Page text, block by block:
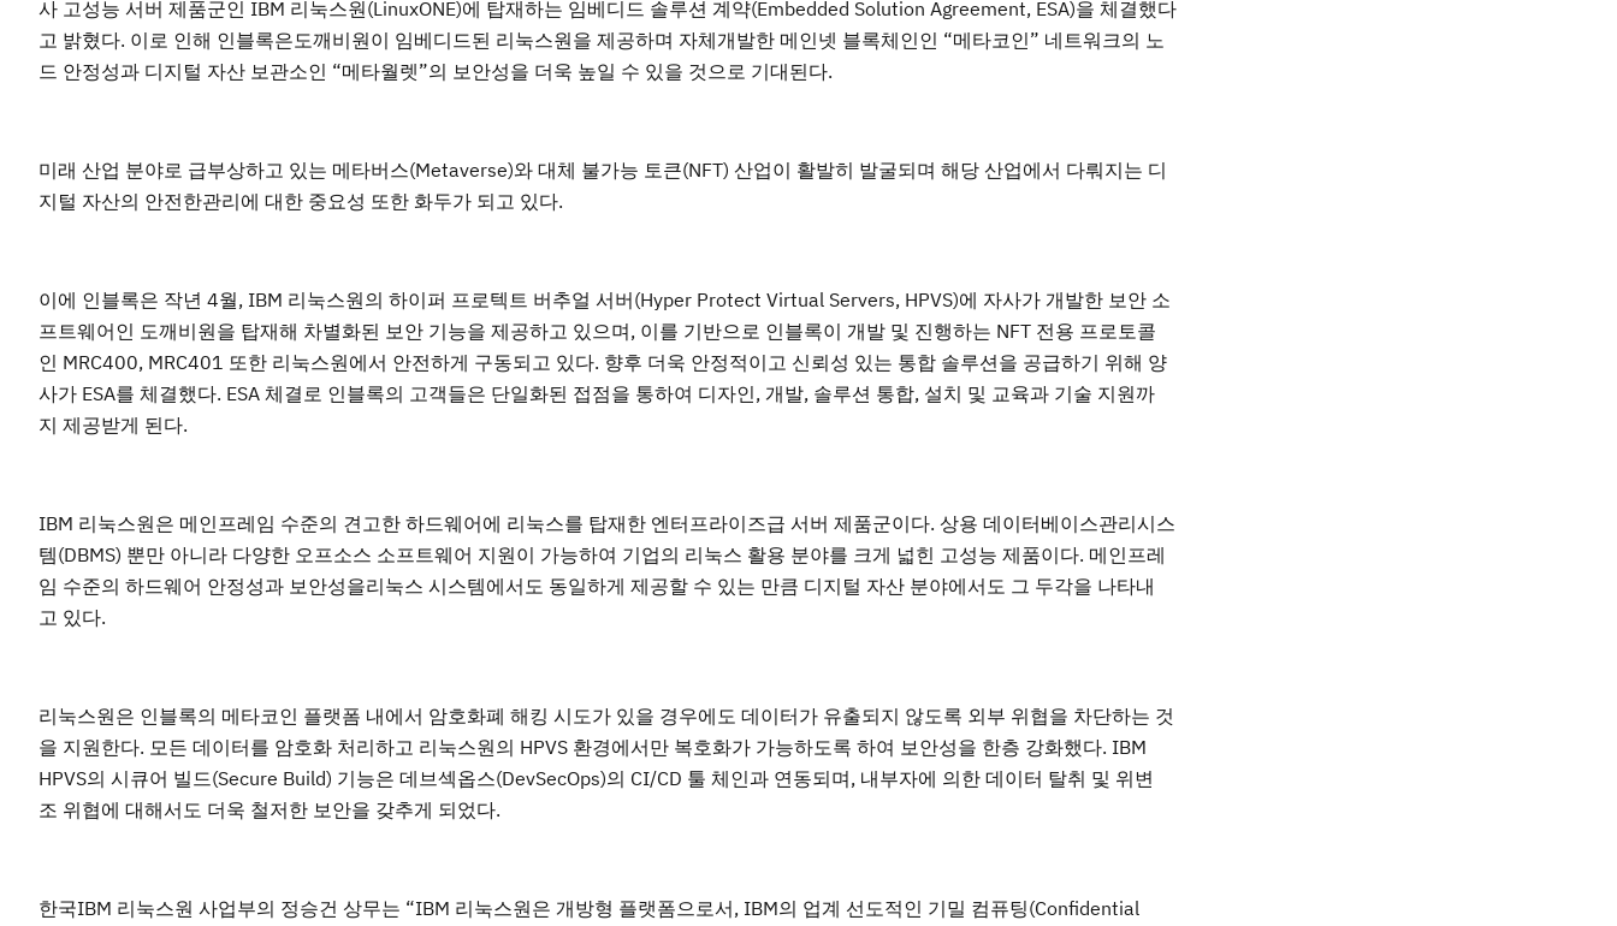
사 고성능 서버 제품군인 IBM 리눅스원(LinuxONE)에 탑재하는 임베디드 솔루션 계약(Embedded Solution Agreement, ESA)을 체결했다
고 밝혔다. 이로 인해 인블록은도깨비원이 임베디드된 리눅스원을 제공하며 자체개발한 메인넷 블록체인인 “메타코인” 네트워크의 노
드 안정성과 디지털 자산 보관소인 “메타월렛”의 보안성을 더욱 높일 수 있을 것으로 기대된다.
미래 산업 분야로 급부상하고 있는 메타버스(Metaverse)와 대체 불가능 토큰(NFT) 산업이 활발히 발굴되며 해당 산업에서 다뤄지는 디
지털 자산의 안전한관리에 대한 중요성 또한 화두가 되고 있다.
이에 인블록은 작년 4월, IBM 리눅스원의 하이퍼 프로텍트 버추얼 서버(Hyper Protect Virtual Servers, HPVS)에 자사가 개발한 보안 소
프트웨어인 도깨비원을 탑재해 차별화된 보안 기능을 제공하고 있으며, 이를 기반으로 인블록이 개발 및 진행하는 NFT 전용 프로토콜
인 MRC400, MRC401 또한 리눅스원에서 안전하게 구동되고 있다. 향후 더욱 안정적이고 신뢰성 있는 통합 솔루션을 공급하기 위해 양
사가 ESA를 체결했다. ESA 체결로 인블록의 고객들은 단일화된 접점을 통하여 디자인, 개발, 솔루션 통합, 설치 및 교육과 기술 지원까
지 제공받게 된다.
IBM 리눅스원은 메인프레임 수준의 견고한 하드웨어에 리눅스를 탑재한 엔터프라이즈급 서버 제품군이다. 상용 데이터베이스관리시스
템(DBMS) 뿐만 아니라 다양한 오프소스 소프트웨어 지원이 가능하여 기업의 리눅스 활용 분야를 크게 넓힌 고성능 제품이다. 메인프레
임 수준의 하드웨어 안정성과 보안성을리눅스 시스템에서도 동일하게 제공할 수 있는 만큼 디지털 자산 분야에서도 그 두각을 나타내
고 있다.
리눅스원은 인블록의 메타코인 플랫폼 내에서 암호화폐 해킹 시도가 있을 경우에도 데이터가 유출되지 않도록 외부 위협을 차단하는 것
을 지원한다. 모든 데이터를 암호화 처리하고 리눅스원의 HPVS 환경에서만 복호화가 가능하도록 하여 보안성을 한층 강화했다. IBM
HPVS의 시큐어 빌드(Secure Build) 기능은 데브섹옵스(DevSecOps)의 CI/CD 툴 체인과 연동되며, 내부자에 의한 데이터 탈취 및 위변
조 위협에 대해서도 더욱 철저한 보안을 갖추게 되었다.
한국IBM 리눅스원 사업부의 정승건 상무는 “IBM 리눅스원은 개방형 플랫폼으로서, IBM의 업계 선도적인 기밀 컴퓨팅(Confidential